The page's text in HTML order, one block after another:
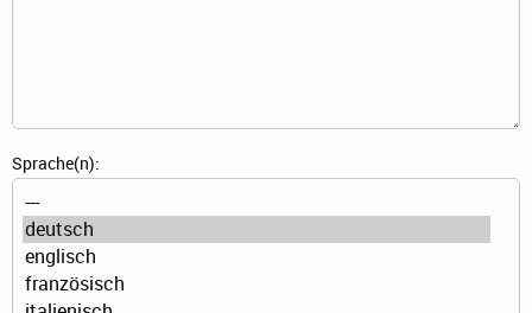
Sprache(n):